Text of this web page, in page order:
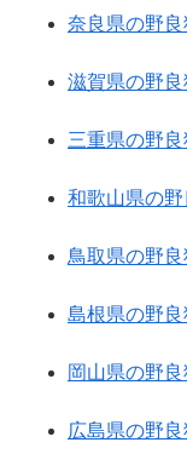
奈良県の野
滋賀県の野
三重県の野
和歌山県の
鳥取県の野
島根県の野
岡山県の野
広島県の野